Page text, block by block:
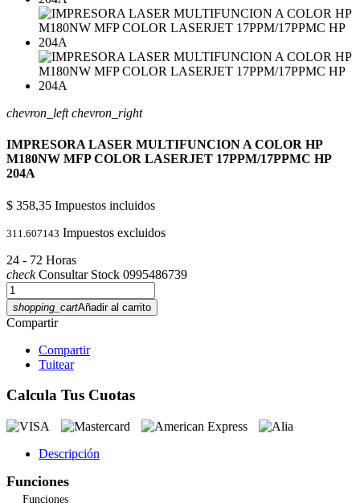
chevron_left chevron_right
IMPRESORA LASER MULTIFUNCION A COLOR HP
M180NW MFP COLOR LASERJET 17PPM/17PPMC HP
204A
$ 358,35 Impuestos incluidos
311.607143 Impuestos excluidos
24 - 72 Horas
checkConsultar Stock 0995486739
shopping_cartAñadir al carrito
Compartir
Compartir
Tuitear
Calcula Tus Cuotas
Descripción
Funciones
Funciones